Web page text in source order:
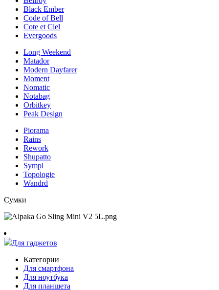
Black Ember
Code of Bell
Cote et Ciel
Evergoods
Long Weekend
Matador
Modern Dayfarer
Moment
Nomatic
Notabag
Orbitkey
Peak Design
Piorama
Rains
Rework
Shupatto
Sympl
Topologie
Wandrd
Сумки
Для гаджетов
Категории
Для смартфона
Для ноутбука
Для планшета